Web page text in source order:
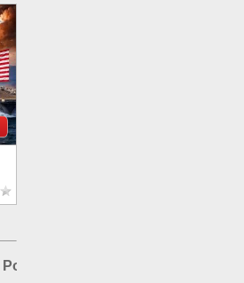
Россия и Турция